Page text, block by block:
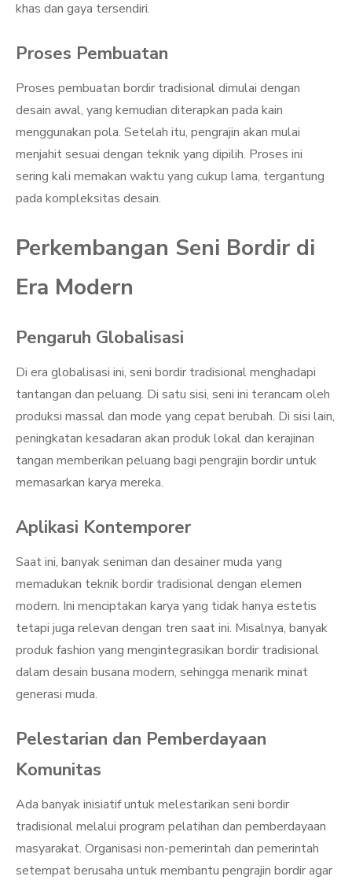
khas dan gaya tersendiri.
Proses Pembuatan
Proses pembuatan bordir tradisional dimulai dengan
desain awal, yang kemudian diterapkan pada kain
menggunakan pola. Setelah itu, pengrajin akan mulai
menjahit sesuai dengan teknik yang dipilih. Proses ini
sering kali memakan waktu yang cukup lama, tergantung
pada kompleksitas desain.
Perkembangan Seni Bordir di
Era Modern
Pengaruh Globalisasi
Di era globalisasi ini, seni bordir tradisional menghadapi
tantangan dan peluang. Di satu sisi, seni ini terancam oleh
produksi massal dan mode yang cepat berubah. Di sisi lain,
peningkatan kesadaran akan produk lokal dan kerajinan
tangan memberikan peluang bagi pengrajin bordir untuk
memasarkan karya mereka.
Aplikasi Kontemporer
Saat ini, banyak seniman dan desainer muda yang
memadukan teknik bordir tradisional dengan elemen
modern. Ini menciptakan karya yang tidak hanya estetis
tetapi juga relevan dengan tren saat ini. Misalnya, banyak
produk fashion yang mengintegrasikan bordir tradisional
dalam desain busana modern, sehingga menarik minat
generasi muda.
Pelestarian dan Pemberdayaan
Komunitas
Ada banyak inisiatif untuk melestarikan seni bordir
tradisional melalui program pelatihan dan pemberdayaan
masyarakat. Organisasi non-pemerintah dan pemerintah
setempat berusaha untuk membantu pengrajin bordir agar